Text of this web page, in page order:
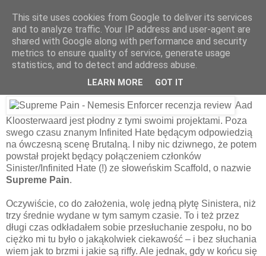
9 sierpnia 2023
Supreme Pain – Nemesis Enforcer
[2009]
Aad
Kloosterwaard jest płodny z tymi swoimi projektami. Poza
swego czasu znanym Infinited Hate będącym odpowiedzią
na ówczesną scenę Brutalną. I niby nic dziwnego, że potem
powstał projekt będący połączeniem członków
Sinister/Infinited Hate (!) ze słoweńskim Scaffold, o nazwie
Supreme Pain.
Oczywiście, co do założenia, wolę jedną płytę Sinistera, niż
trzy średnie wydane w tym samym czasie. To i też przez
długi czas odkładałem sobie przesłuchanie zespołu, no bo
ciężko mi tu było o jakąkolwiek ciekawość – i bez słuchania
wiem jak to brzmi i jakie są riffy. Ale jednak, gdy w końcu się
This site uses cookies from Google to deliver its services
and to analyze traffic. Your IP address and user-agent are
shared with Google along with performance and security
metrics to ensure quality of service, generate usage
statistics, and to detect and address abuse.
LEARN MORE GOT IT